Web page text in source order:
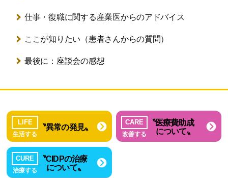
仕事・復職に関する産業医からのアドバイス
ここが知りたい （患者さんからの質問）
最後に：座談会の感想
LIFE
生活する
〝異常の発見〟 CARE
改善する
〝医療費助成
について〟
CURE
治療する
〝CIDPの治療
について〟